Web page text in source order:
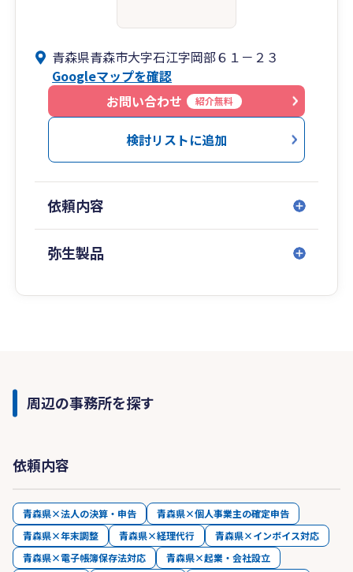
青森県青森市大字石江字岡部６１－２３
Googleマップを確認
お問い合わせ
紹介無料
検討リストに追加
依頼内容
弥生製品
周辺の事務所を探す
依頼内容
青森県×法人の決算・申告
青森県×個人事業主の確定申告
青森県×年末調整
青森県×経理代行
青森県×インボイス対応
青森県×電子帳簿保存法対応
青森県×起業・会社設立